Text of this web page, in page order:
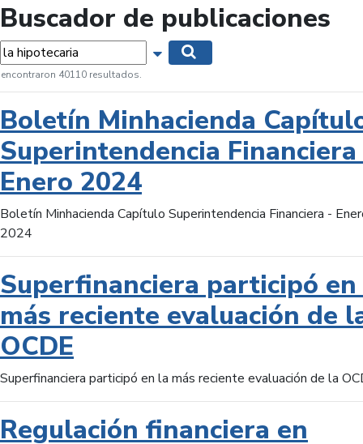
Buscador de publicaciones
Mostrar opciones de búsqueda
encontraron 40110 resultados.
Boletín Minhacienda
Superintendencia
Enero 2024
Boletín Minhacienda Capítulo Superintendencia Financiera -
2024
Superfinanciera participó
más reciente evaluación de
OCDE
Superfinanciera participó en la más reciente evaluación de la
Regulación financiera en